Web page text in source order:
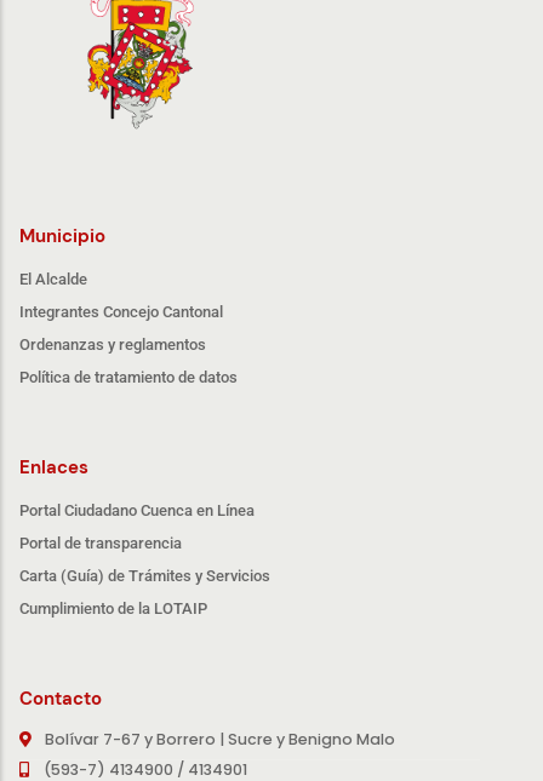
Municipio
El Alcalde
Integrantes Concejo Cantonal
Ordenanzas y reglamentos
Política de tratamiento de datos
Enlaces
Portal Ciudadano Cuenca en Línea
Portal de transparencia
Carta (Guía) de Trámites y Servicios
Cumplimiento de la LOTAIP
Contacto
Bolívar 7-67 y Borrero | Sucre y Benigno Malo
(593-7) 4134900 / 4134901